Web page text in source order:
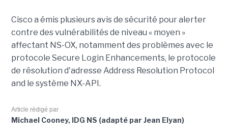
Cisco a émis plusieurs avis de sécurité pour alerter
contre des vulnérabilités de niveau « moyen »
affectant NS-OX, notamment des problèmes avec le
protocole Secure Login Enhancements, le protocole
de résolution d'adresse Address Resolution Protocol
and le système NX-API.
Article rédigé par
Michael Cooney, IDG NS (adapté par Jean Elyan)